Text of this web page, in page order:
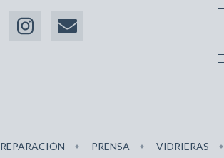
REPARACIÓN PRENSA VIDRIERAS